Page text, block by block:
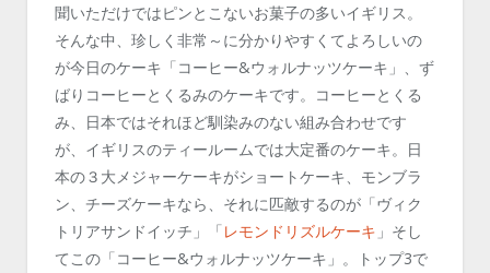
聞いただけではピンとこないお菓子の多いイギリス。
そんな中、珍しく非常～に分かりやすくてよろしいの
が今日のケーキ「コーヒー&ウォルナッツケーキ」、ず
ばりコーヒーとくるみのケーキです。コーヒーとくる
み、日本ではそれほど馴染みのない組み合わせです
が、イギリスのティールームでは大定番のケーキ。日
本の３大メジャーケーキがショートケーキ、モンブラ
ン、チーズケーキなら、それに匹敵するのが「ヴィク
トリアサンドイッチ」「レモンドリズルケーキ 」そし
てこの「コーヒー&ウォルナッツケーキ」。トップ3で